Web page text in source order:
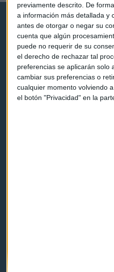
previamente descrito. De
a información más detallada y
antes de otorgar o negar su
cuenta que algún
puede no requerir de su
el derecho de rechazar tal
preferencias se aplicarán solo
cambiar sus preferencias o
cualquier momento volviendo
el botón "Privacidad" en la
Capital